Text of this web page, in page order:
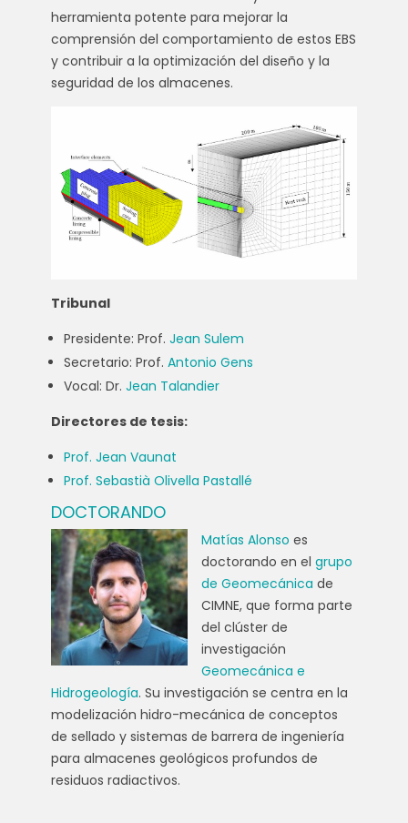
herramienta potente para mejorar la
comprensión del comportamiento de estos EBS
y contribuir a la optimización del diseño y la
seguridad de los almacenes.
Tribunal
Presidente: Prof. Jean Sulem
Secretario: Prof. Antonio Gens
Vocal: Dr. Jean Talandier
Directores de tesis:
Prof. Jean Vaunat
Prof. Sebastià Olivella Pastallé
DOCTORANDO
Matías Alonso es
doctorando en el grupo
de Geomecánica de
CIMNE, que forma parte
del clúster de
investigación
Geomecánica e
Hidrogeología. Su investigación se centra en la
modelización hidro-mecánica de conceptos
de sellado y sistemas de barrera de ingeniería
para almacenes geológicos profundos de
residuos radiactivos.